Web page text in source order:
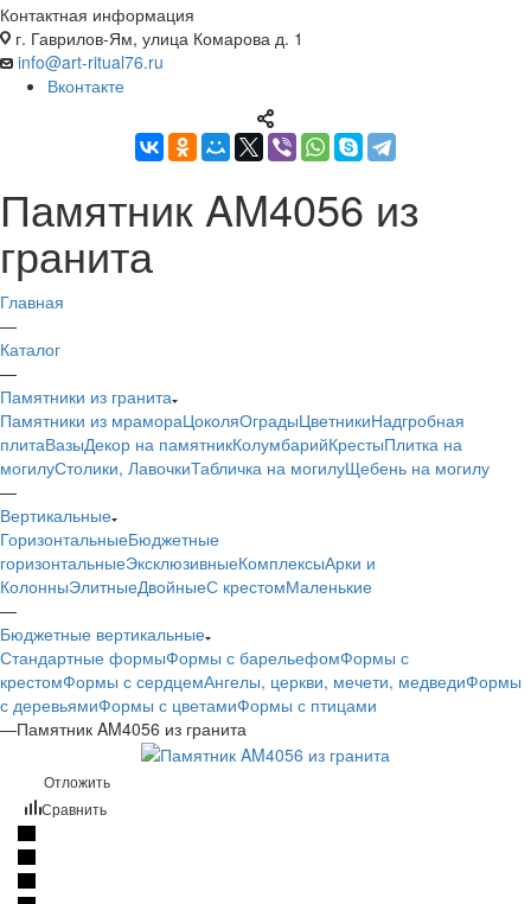
Контактная информация
г. Гаврилов-Ям, улица Комарова д. 1
info@art-ritual76.ru
Вконтакте
Памятник AM4056 из
гранита
Главная
—
Каталог
—
Памятники из гранита
Памятники из мрамораЦоколяОградыЦветникиНадгробная
плитаВазыДекор на памятникКолумбарийКрестыПлитка на
могилуСтолики, ЛавочкиТабличка на могилуЩебень на могилу
—
Вертикальные
ГоризонтальныеБюджетные
горизонтальныеЭксклюзивныеКомплексыАрки и
КолонныЭлитныеДвойныеС крестомМаленькие
—
Бюджетные вертикальные
Стандартные формыФормы с барельефомФормы с
крестомФормы с сердцемАнгелы, церкви, мечети, медведиФормы
с деревьямиФормы с цветамиФормы с птицами
—Памятник AM4056 из гранита
Отложить
Сравнить